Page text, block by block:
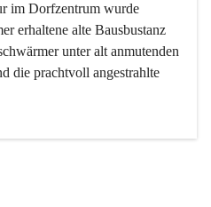
im Dorfzentrum wurde
erhaltene alte Bausbustanz
unter alt anmutenden
die prachtvoll angestrahlte
nicht mehr, ist aber integrativer